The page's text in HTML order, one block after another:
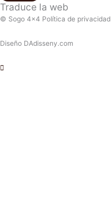
Traduce la web
© Sogo 4x4 Política de privacidad
Diseño DAdisseny.com